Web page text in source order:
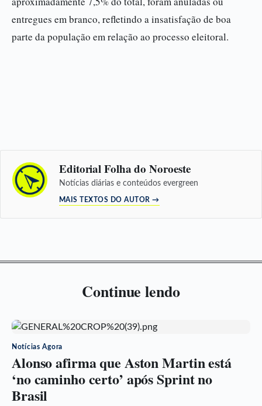
entregues em branco, refletindo a insatisfação de boa
parte da população em relação ao processo eleitoral.
Editorial Folha do Noroeste
Notícias diárias e conteúdos evergreen
MAIS TEXTOS DO AUTOR →
Continue lendo
Notícias Agora
Alonso afirma que Aston Martin está
‘no caminho certo’ após Sprint no
Brasil